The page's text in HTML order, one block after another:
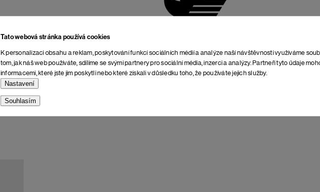
Tato webová stránka používá cookies
K personalizaci obsahu a reklam, poskytování funkcí sociálních médií a analýze naší návštěvnosti využíváme
tom, jak náš web používáte, sdílíme se svými partnery pro sociální média, inzerci a analýzy. Partneři tyto údaje
informacemi, které jste jim poskytli nebo které získali v důsledku toho, že používáte jejich služby.
Nastavení
Souhlasím